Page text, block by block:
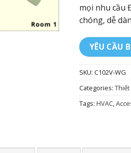
mọi nhu cầu
chóng, dễ
YÊU CẦU
SKU: C102V-WG
Categories: Thiết
Tags: HVAC,